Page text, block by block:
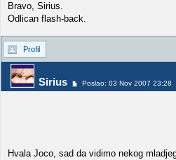
Bravo, Sirius.
Odlican flash-back.
Profil
Sirius Poslao: 03 Nov 2007 23:28
Hvala Joco, sad da vidimo nekog